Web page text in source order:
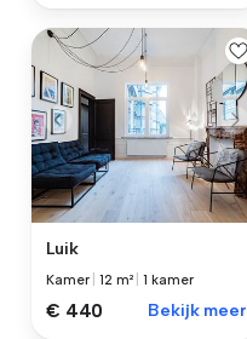
Luik
Kamer |12 m² |1 kamer
€ 440 Bekijk meer